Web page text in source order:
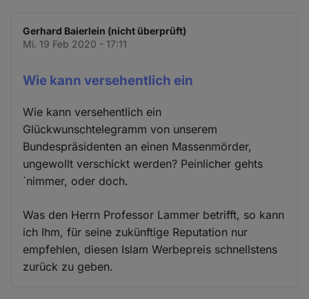
Gerhard Baierlein (nicht überprüft)
Mi. 19 Feb 2020 - 17:11
Wie kann versehentlich ein
Wie kann versehentlich ein
Glückwunschtelegramm von unserem
Bundespräsidenten an einen Massenmörder,
ungewollt verschickt werden? Peinlicher gehts
´nimmer, oder doch.
Was den Herrn Professor Lammer betrifft, so kann
ich Ihm, für seine zukünftige Reputation nur
empfehlen, diesen Islam Werbepreis schnellstens
zurück zu geben.